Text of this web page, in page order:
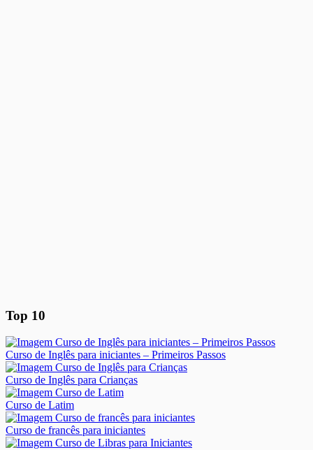
Top 10
Curso de Inglês para iniciantes – Primeiros Passos
Curso de Inglês para Crianças
Curso de Latim
Curso de francês para iniciantes